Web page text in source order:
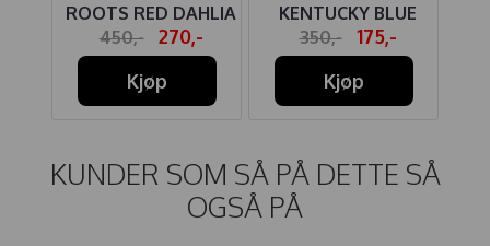
ROOTS RED DAHLIA
450,-
270,-
Kjøp
KENTUCKY BLUE
350,-
175,-
Kjøp
KUNDER SOM SÅ PÅ DETTE SÅ
OGSÅ PÅ